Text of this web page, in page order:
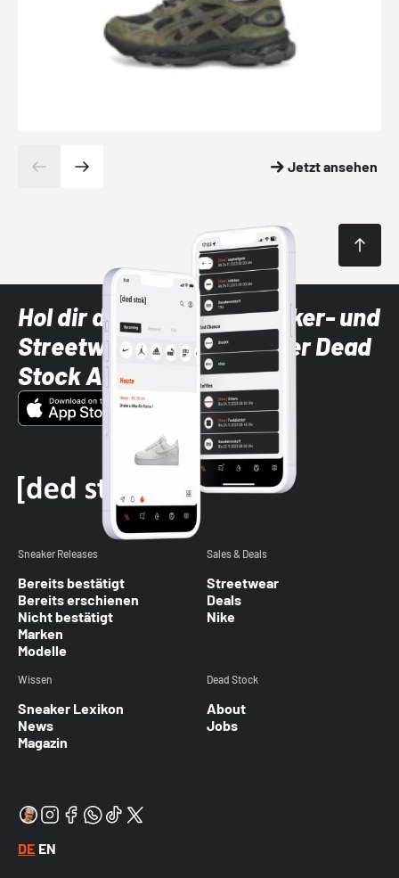
Jetzt ansehen
Hol dir die neuesten Sneaker- und
Streetwear-Brands mit der Dead
Stock App
Sneaker Releases
Bereits bestätigt
Bereits erschienen
Nicht bestätigt
Marken
Modelle
Sales & Deals
Streetwear
Deals
Nike
Wissen
Sneaker Lexikon
News
Magazin
Dead Stock
About
Jobs
DE EN